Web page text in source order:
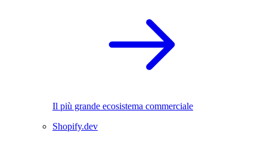
Il più grande ecosistema commerciale
Shopify.dev